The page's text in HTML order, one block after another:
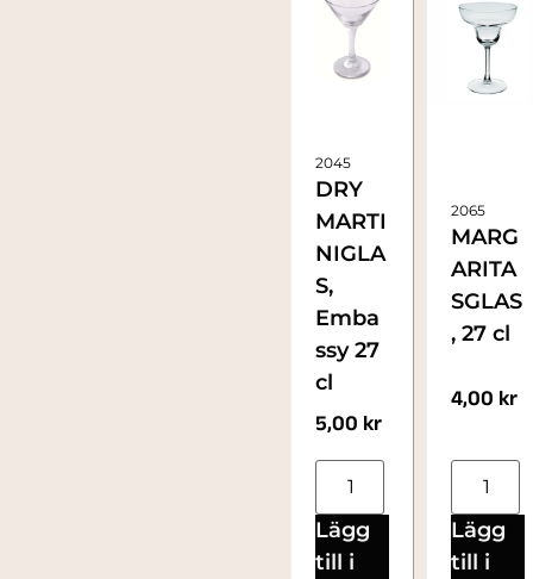
2045
DRY
MARTI
NIGLA
S,
Emba
ssy 27
cl
5,00 kr
Lägg
till i
2065
MARG
ARITA
SGLAS
, 27 cl
4,00 kr
Lägg
till i